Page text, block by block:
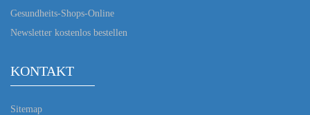
Gesundheits-Shops-Online
Newsletter kostenlos bestellen
KONTAKT
Sitemap